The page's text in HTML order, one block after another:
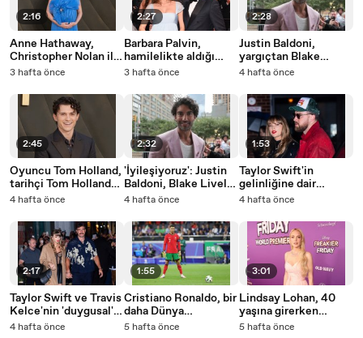
2:16
Anne Hathaway,
Christopher Nolan ile
The Odyssey setini
nitelendirdi
3 hafta önce
2:45
Oyuncu Tom Holland,
tarihçi Tom Holland
ile tanışmasının
4 hafta önce
2:17
Taylor Swift ve Travis
Kelce'nin 'duygusal'
düğün yeminlerinin
4 hafta önce
2:27
Barbara Palvin,
hamilelikte aldığı
kilolar nedeniyle
içinde' buldu
3 hafta önce
2:32
'İyileşiyoruz': Justin
Baldoni, Blake Lively
ile yaşadığı hukuk
ardından sessizliğini
bozdu
4 hafta önce
1:55
Cristiano Ronaldo, bir
daha Dünya
Kupası'nda forma
5 hafta önce
2:28
Justin Baldoni,
yargıçtan Blake
Lively'nin 8 milyon
ücreti talebinin
reddedilmesini veya
önemli ölçüde
azaltılmasını istedi
4 hafta önce
1:53
Taylor Swift'in
gelinliğine dair
detaylar sonunda
4 hafta önce
3:01
Lindsay Lohan, 40
yaşına girerken
geçmişteki hatalarına
5 hafta önce